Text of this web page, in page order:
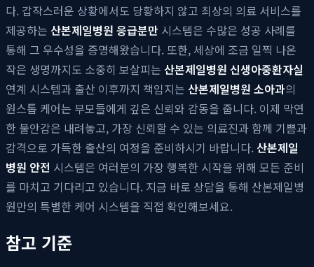
다. 갑작스러운 상황에서도 당황하지 않고 최상의 의료 서비스를
제공하는 산본제일병원 응급분만 시스템은 수많은 성공 사례를
통해 그 우수성을 증명해왔습니다. 또한, 세상에 조금 일찍 나온
작은 생명까지도 소중히 보살피는 산본제일병원 신생아중환자실
연계 시스템과 출산 이후까지 책임지는 산본제일병원 소아과의
원스톱 케어는 부모들에게 깊은 신뢰와 감동을 줍니다. 이제 막연
한 불안감은 내려놓고, 가장 신뢰할 수 있는 의료진과 함께 기쁨과
감격으로 가득한 출산의 여정을 준비하시기 바랍니다. 산본제일
병원 안전 시스템은 여러분의 가장 행복한 시작을 위해 모든 준비
를 마치고 기다리고 있습니다. 지금 바로 상담을 통해 산본제일병
원만의 특별한 케어 시스템을 직접 확인해보세요.
참고 기준